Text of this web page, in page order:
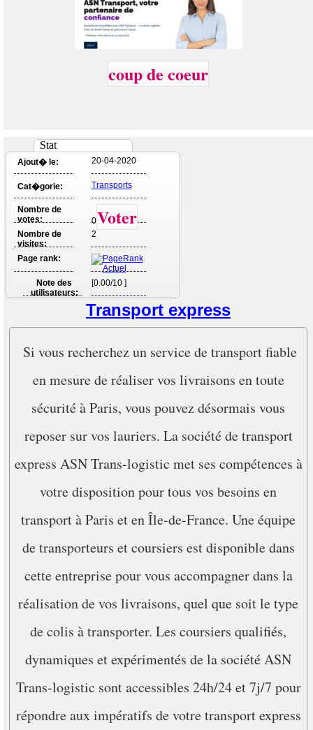
coup de coeur
Stat
Ajout� le: 20-04-2020
Cat�gorie: Transports
Nombre de
votes:
0Voter
Nombre de
visites:
2
Page rank:
Note des
utilisateurs:
[0.00/10 ]
Transport express
Si vous recherchez un service de transport fiable
en mesure de réaliser vos livraisons en toute
sécurité à Paris, vous pouvez désormais vous
reposer sur vos lauriers. La société de transport
express ASN Trans-logistic met ses compétences à
votre disposition pour tous vos besoins en
transport à Paris et en Île-de-France. Une équipe
de transporteurs et coursiers est disponible dans
cette entreprise pour vous accompagner dans la
réalisation de vos livraisons, quel que soit le type
de colis à transporter. Les coursiers qualifiés,
dynamiques et expérimentés de la société ASN
Trans-logistic sont accessibles 24h/24 et 7j/7 pour
répondre aux impératifs de votre transport express